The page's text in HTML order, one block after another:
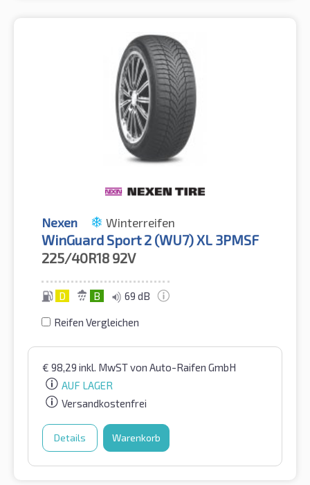
Nexen Winterreifen
WinGuard Sport 2 (WU7) XL 3PMSF
225/40R18 92V
D B 69 dB
Reifen Vergleichen
€ 98,29 inkl. MwSTvon Auto-Raifen GmbH
AUF LAGER
Versandkostenfrei
Details Warenkorb